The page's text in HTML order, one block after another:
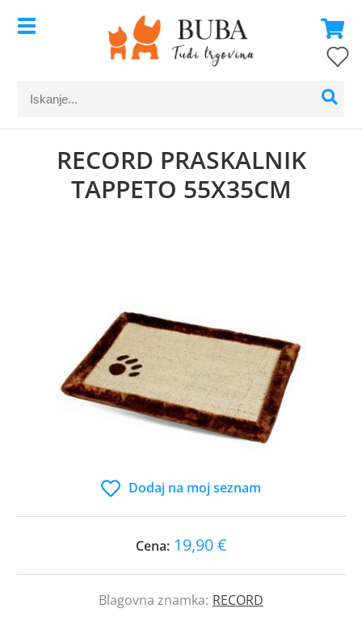
RECORD PRASKALNIK
TAPPETO 55X35CM
Dodaj na moj seznam
Cena: 19,90 €
Blagovna znamka: RECORD